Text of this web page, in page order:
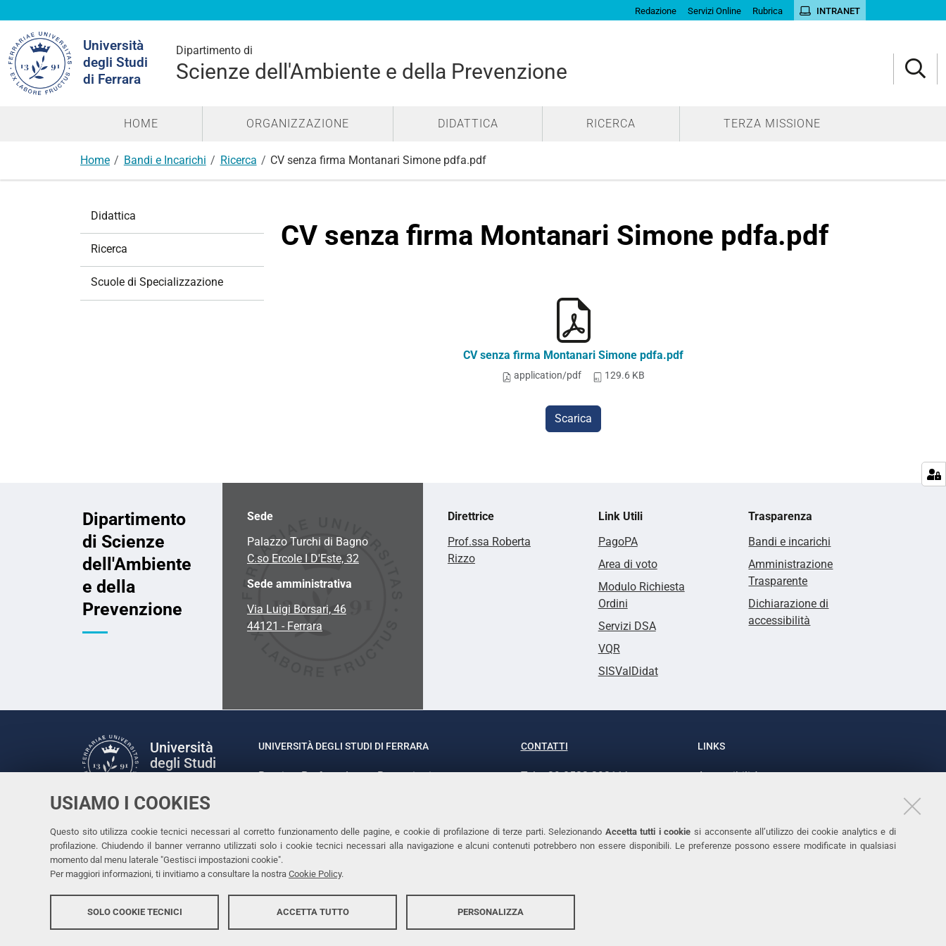
USIAMO I COOKIES
Questo sito utilizza cookie tecnici necessari al corretto funzionamento delle pagine, e cookie di profilazione di terze parti. Selezionando Accetta tutti i cookie si acconsente all’utilizzo dei cookie analytics e di
profilazione. Chiudendo il banner verranno utilizzati solo i cookie tecnici necessari alla navigazione e alcuni contenuti potrebbero non essere disponibili. Le preferenze possono essere modificate in qualsiasi
momento dal menu laterale "Gestisci impostazioni cookie".
Per maggiori informazioni, ti invitiamo a consultare la nostra Cookie Policy.
SOLO COOKIE TECNICI ACCETTA TUTTO PERSONALIZZA
Redazione Servizi Online Rubrica INTRANET
Università
degli Studi
di Ferrara
Dipartimento di
Scienze dell'Ambiente e della Prevenzione
nel
sito
HOME ORGANIZZAZIONE DIDATTICA RICERCA TERZA MISSIONE
Home Bandi e Incarichi Ricerca CV senza firma Montanari Simone pdfa.pdf
CV senza firma Montanari Simone pdfa.pdf
CV senza firma Montanari Simone pdfa.pdf
application/pdf 129.6 KB
Scarica
Didattica
Ricerca
Scuole di Specializzazione
Dipartimento
di Scienze
dell'Ambiente
e della
Prevenzione
Sede
Palazzo Turchi di Bagno
C.so Ercole I D'Este, 32
Sede amministrativa
Via Luigi Borsari, 46
44121 - Ferrara
Direttrice
Prof.ssa Roberta
Rizzo
Link Utili
PagoPA
Area di voto
Modulo Richiesta
Ordini
Servizi DSA
VQR
SISValDidat
Trasparenza
Bandi e incarichi
Amministrazione
Trasparente
Dichiarazione di
accessibilità
Università
degli Studi
Facebook
LinkedinInstagram
Youtube
UNIVERSITÀ DEGLI STUDI DI FERRARA
Rettrice: Prof.ssa Laura Ramaciotti
CONTATTI
Tel. +39 0532 293111
LINKS
Accessibilità
Cookies